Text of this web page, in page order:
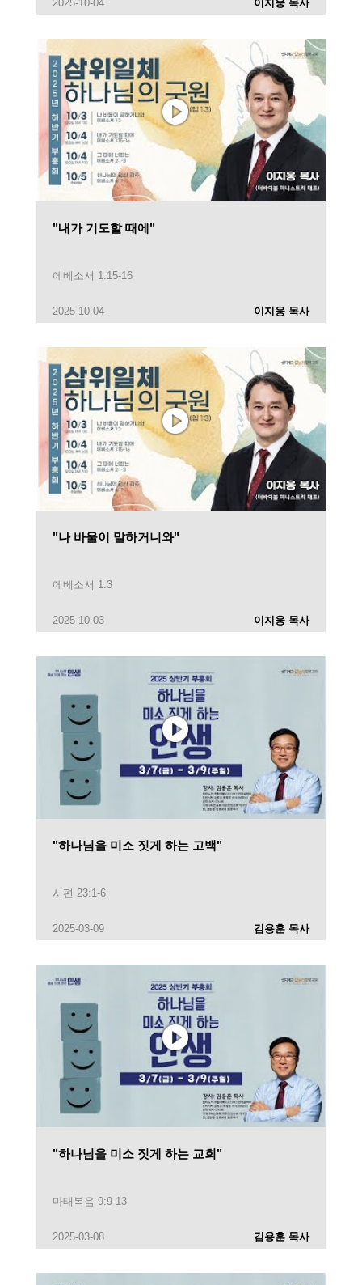
2025-10-04 이지웅 목사
"내가 기도할 때에"
에베소서 1:15-16
2025-10-04 이지웅 목사
"나 바울이 말하거니와"
에베소서 1:3
2025-10-03 이지웅 목사
"하나님을 미소 짓게 하는 고백"
시편 23:1-6
2025-03-09 김용훈 목사
"하나님을 미소 짓게 하는 교회"
마태복음 9:9-13
2025-03-08 김용훈 목사